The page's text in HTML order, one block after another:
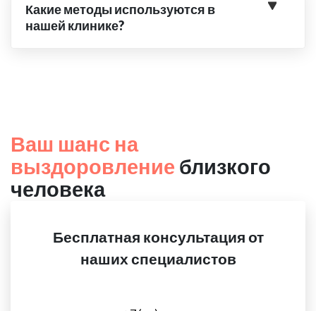
Какие методы используются в
нашей клинике?
Ваш шанс на
выздоровление близкого
человека
Бесплатная консультация от
наших специалистов